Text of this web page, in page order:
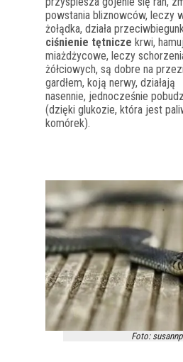
powstania bliznowców, leczy
żołądka, działa
ciśnienie tętnicze krwi,
miażdżycowe, leczy
żółciowych, są dobre na
gardłem, koją nerwy, działają
nasennie, jednocześnie
(dzięki glukozie, która jest
komórek).
Foto: